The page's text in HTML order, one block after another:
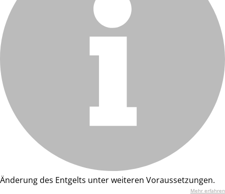
Änderung des Entgelts unter weiteren Voraussetzungen.
Mehr erfahren